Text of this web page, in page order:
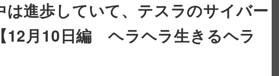
進歩していて、テスラのサイバー
12月10日編 ヘラヘラ生きるヘラ